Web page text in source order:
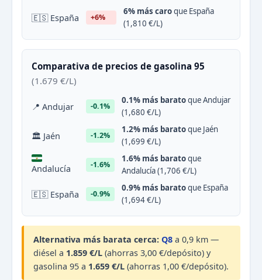
🇪🇸 España +6%
6% más caroque España
(1,810 €/L)
Comparativa de precios de gasolina 95
(1.679 €/L)
📍 Andujar -0.1%
0.1% más baratoque Andujar
(1,680 €/L)
🏛 Jaén -1.2%
1.2% más baratoque Jaén
(1,699 €/L)
Andalucía -1.6%
1.6% más baratoque
Andalucía (1,706 €/L)
🇪🇸 España -0.9%
0.9% más baratoque España
(1,694 €/L)
Alternativa más barata cerca: Q8 a 0,9 km —
diésel a 1.859 €/L (ahorras 3,00 €/depósito) y
gasolina 95 a 1.659 €/L (ahorras 1,00 €/depósito).